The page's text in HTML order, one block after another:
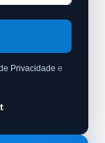
Privacidade e